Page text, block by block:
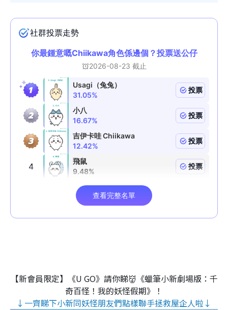
【新會員限定】《U GO》請你睇👹《蠟筆小新劇場版：千
奇百怪！我的妖怪假期》！
↓一齊睇下小新同妖怪朋友們點樣聯手拯救屋企人啦↓